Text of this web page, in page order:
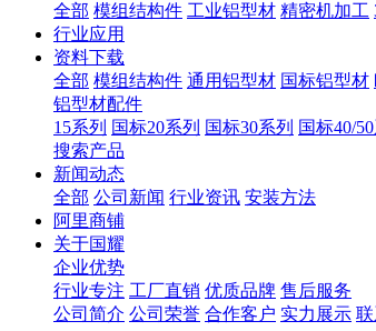
全部 模组结构件 工业铝型材 精密机加工
行业应用
资料下载
全部 模组结构件 通用铝型材 国标铝型材
铝型材配件
15系列 国标20系列 国标30系列 国标40/
搜索产品
新闻动态
全部 公司新闻 行业资讯 安装方法
阿里商铺
关于国耀
企业优势
行业专注 工厂直销 优质品牌 售后服务
公司简介 公司荣誉 合作客户 实力展示